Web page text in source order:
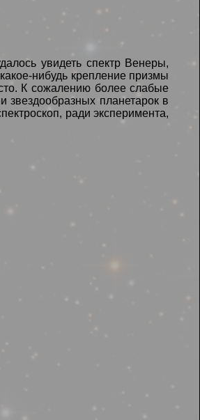
увидеть спектр Венеры,
нибудь крепление призмы
К сожалению более слабые
звездообразных планетарок в
ради эксперимента,